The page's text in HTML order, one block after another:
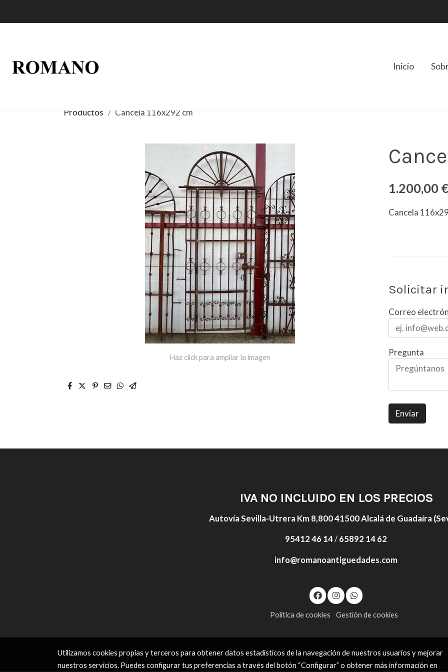
Inicio
Productos Cancela 116x292 cm
Haz click para ampliar la imagen
1.200,00 €
Cancela
Solicitar
Correo
Pregunta
Enviar
IVA NO INCLUIDO EN LOS PRECIOS
Autovía Sevilla-Utrera Km 8,800 41500 Alcalá de Guadaíra
95412 46 14/65892 14 62
info@romanoantiguedades.com
Política de cookies Gestión de cookies
Utilizamos cookies propias y terceros para obtener datos estadísticos de la navegación de nuestros usuarios y mejorar
nuestros servicios. Puedes configurar tus preferencias a través del botón “Configurar” o obtener más información en